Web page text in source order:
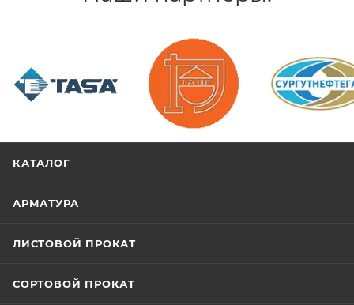
КАТАЛОГ
АРМАТУРА
ЛИСТОВОЙ ПРОКАТ
СОРТОВОЙ ПРОКАТ